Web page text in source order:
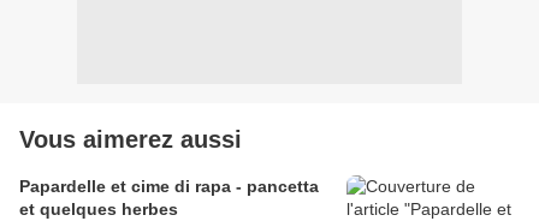
Vous aimerez aussi
Papardelle et cime di rapa - pancetta
et quelques herbes